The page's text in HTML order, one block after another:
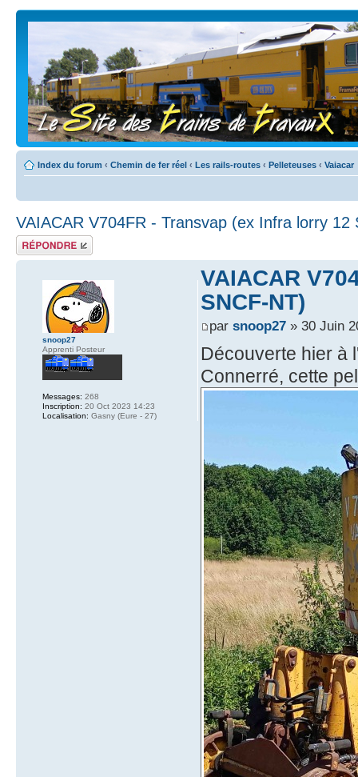
Index du forum ‹ Chemin de fer réel ‹ Les rails-routes ‹ Pelleteuses ‹ Vaiacar
VAIACAR V704FR - Transvap (ex Infra lorry 12
Répondre
VAIACAR
SNCF-NT)
par snoop27» 30 Juin
Découverte hier à
Connerré, cette
snoop27
Apprenti Posteur
Messages: 268
Inscription: 20 Oct 2023 14:23
Localisation: Gasny (Eure - 27)